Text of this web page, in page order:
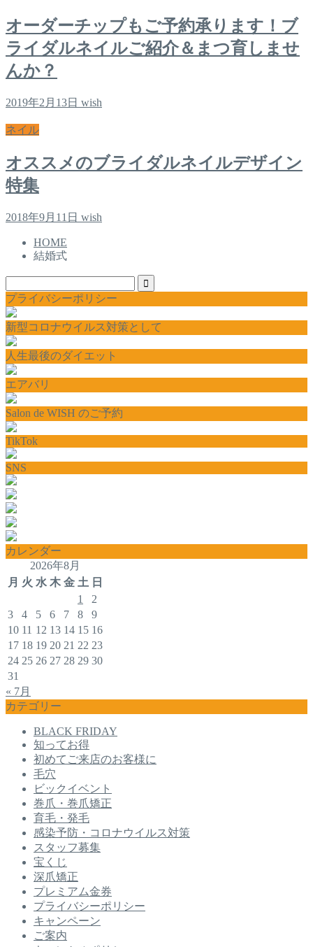
オーダーチップもご予約承ります！ブ
ライダルネイルご紹介＆まつ育しませ
んか？
2019年2月13日 wish
ネイル
オススメのブライダルネイルデザイン
特集
2018年9月11日 wish
HOME
結婚式
プライバシーポリシー
新型コロナウイルス対策として
人生最後のダイエット
エアバリ
Salon de WISH のご予約
TikTok
SNS
カレンダー
2026年8月
月 火 水 木 金 土 日
1
2
3
4 5 6 7 8
9
10 11 12 13 14 15 16
17 18 19 20 21 22 23
24 25 26 27 28 29 30
31
« 7月
カテゴリー
BLACK FRIDAY
知ってお得
初めてご来店のお客様に
毛穴
ビックイベント
巻爪・巻爪矯正
育毛・発毛
感染予防・コロナウイルス対策
スタッフ募集
宝くじ
深爪矯正
プレミアム金券
プライバシーポリシー
キャンペーン
ご案内